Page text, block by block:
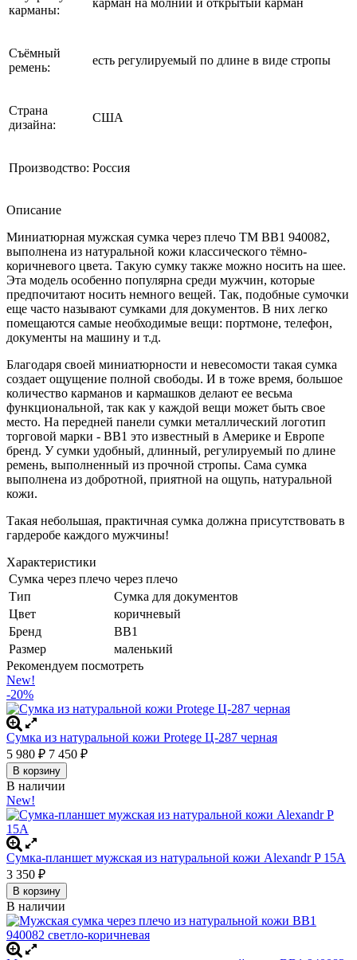
карманы:
карман на молнии и открытый карман
Съёмный
ремень:
есть регулируемый по длине в виде стропы
Страна
дизайна:
США
Производство: Россия
Описание
Миниатюрная мужская сумка через плечо ТМ ВВ1 940082,
выполнена из натуральной кожи классического тёмно-
коричневого цвета. Такую сумку также можно носить на шее.
Эта модель особенно популярна среди мужчин, которые
предпочитают носить немного вещей. Так, подобные сумочки
еще часто называют сумками для документов. В них легко
помещаются самые необходимые вещи: портмоне, телефон,
документы на машину и т.д.
Благодаря своей миниатюрности и невесомости такая сумка
создает ощущение полной свободы. И в тоже время, большое
количество карманов и кармашков делают ее весьма
функциональной, так как у каждой вещи может быть свое
место. На передней панели сумки металлический логотип
торговой марки - BB1 это известный в Америке и Европе
бренд. У сумки удобный, длинный, регулируемый по длине
ремень, выполненный из прочной стропы. Сама сумка
выполнена из добротной, приятной на ощупь, натуральной
кожи.
Такая небольшая, практичная сумка должна присутствовать в
гардеробе каждого мужчины!
Характеристики
Сумка через плечо через плечо
Тип
Сумка для документов
Цвет
коричневый
Бренд
BB1
Размер
маленький
Рекомендуем посмотреть
New!
-20%
Сумка из натуральной кожи Protege Ц-287 черная
5 980 ₽ 7 450 ₽
В корзину
В наличии
New!
Сумка-планшет мужская из натуральной кожи Alexandr P 15A
3 350 ₽
В корзину
В наличии